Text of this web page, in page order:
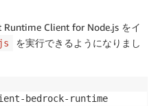
を呼び出し、応答を待ちます
payload )
Runtime Client for Node.js をイ
を実行できるようになりまし